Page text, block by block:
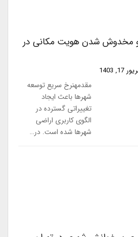
و مخدوش شدن هویت مکانی در
مقدمهنرخ سریع توسعه
شهرها باعث ایجاد
تغییراتی گسترده در
الگوی کاربری اراضی
شهرها شده است. در…